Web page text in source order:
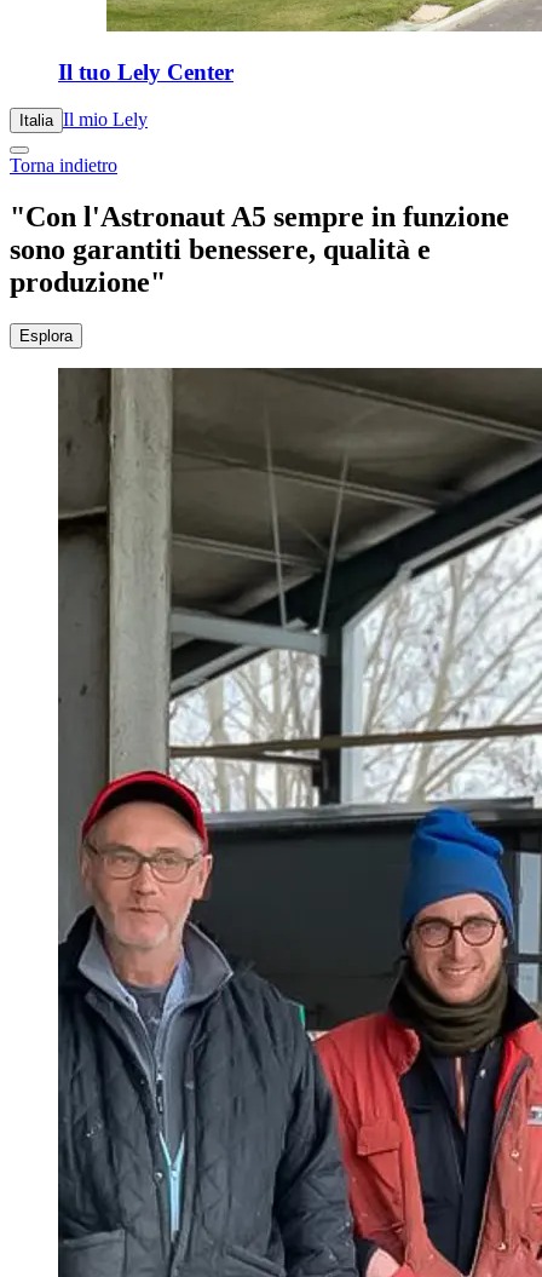
Il tuo Lely Center
Italia Il mio Lely
Torna indietro
"Con l'Astronaut A5 sempre in funzione
sono garantiti benessere, qualità e
produzione"
Esplora